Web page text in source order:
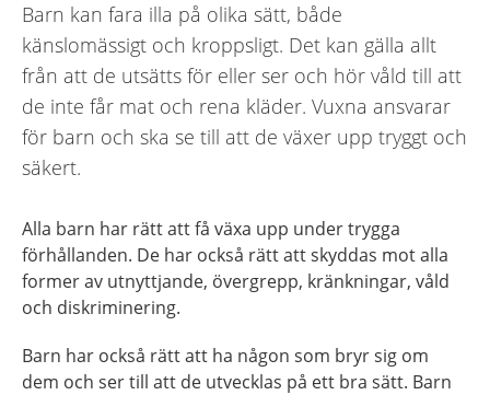
Barn kan fara illa på olika sätt, både
känslomässigt och kroppsligt. Det kan gälla allt
från att de utsätts för eller ser och hör våld till att
de inte får mat och rena kläder. Vuxna ansvarar
för barn och ska se till att de växer upp tryggt och
säkert.
Alla barn har rätt att få växa upp under trygga
förhållanden. De har också rätt att skyddas mot alla
former av utnyttjande, övergrepp, kränkningar, våld
och diskriminering.
Barn har också rätt att ha någon som bryr sig om
dem och ser till att de utvecklas på ett bra sätt. Barn